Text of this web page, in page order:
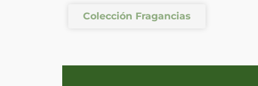
Colección Fragancias